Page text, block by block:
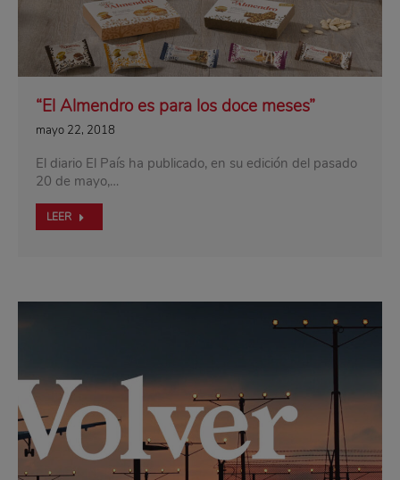
“El Almendro es para los doce meses”
mayo 22, 2018
El diario El País ha publicado, en su edición del pasado
20 de mayo,…
LEER